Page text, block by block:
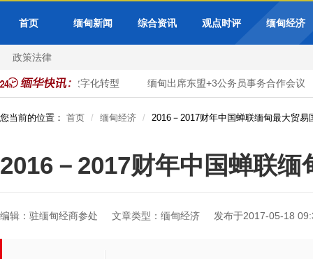
首页 缅甸新闻 综合资讯 观点时评 缅甸经济
政策法律
推进市政服务数字化转型 缅甸出席东盟+3公务员事务合作会议
您当前的位置： 首页 缅甸经济 2016－2017财年中国蝉联缅甸最大贸易
2016－2017财年中国蝉联缅
编辑：驻缅甸经商参处 文章类型：缅甸经济 发布于2017-05-18